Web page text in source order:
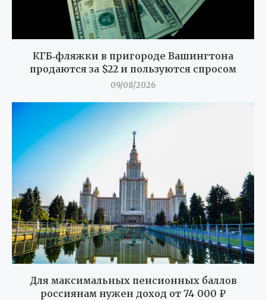
КГБ‑фляжки в пригороде Вашингтона
продаются за $22 и пользуются спросом
09/08/2026
Для максимальных пенсионных баллов
россиянам нужен доход от 74 000 ₽